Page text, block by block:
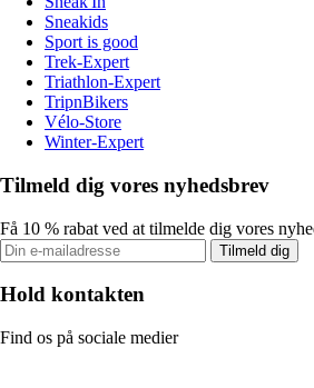
Sneakids
Sport is good
Trek-Expert
Triathlon-Expert
TripnBikers
Vélo-Store
Winter-Expert
Tilmeld dig vores nyhedsbrev
Få 10 % rabat ved at tilmelde dig vores
Tilmeld dig
Hold kontakten
Find os på sociale medier